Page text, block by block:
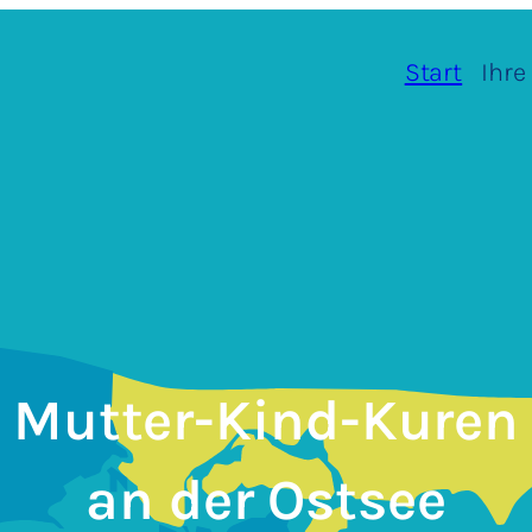
Start
Mutter-Kind-Kuren
an der Ostsee